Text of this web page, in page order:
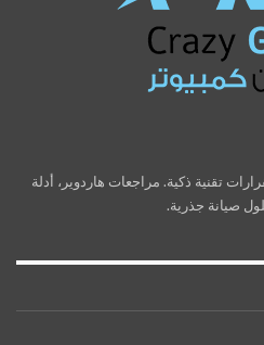
تقنية ذكية. مراجعات هاردوير، أدلة
صيانة جذرية.